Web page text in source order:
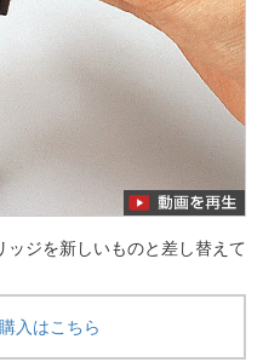
ジを新しいものと差し替えて
入はこちら